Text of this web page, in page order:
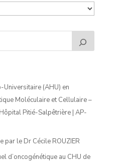
(AHU) en
Moléculaire et Cellulaire –
Pitié-Salpêtrière | AP-
par le Dr Cécile ROUZIER
d’oncogénétique au CHU de